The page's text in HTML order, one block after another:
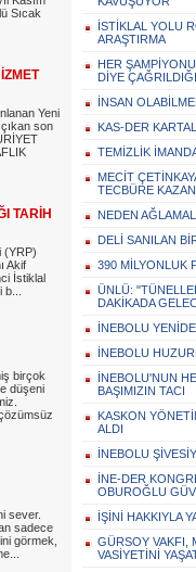
Sıcak
Yeni
son
TARİH
(YRP)
Akif
İstiklal
birçok
düşeni
sever.
sadece
görmek,
İSTİKLAL YOLU
ARAŞTIRMA
HER
DİYE
İNSAN
KAS-DER
TEMİZLİK
MECİT
TECBÜRE
NEDEN
DELİ SANILAN
390 MİLYONLUK
ÜNLÜ:
DAKİKADA
İNEBOLU
İNEBOLU
İNEBOLU'NUN
BAŞIMIZIN TACI
KASKON
ALDI
İNEBOLU
İNE-DER
OBUROĞLU
İŞİNİ HAKKIYLA
GÜRSOY VAKFI,
VASİYETİNİ